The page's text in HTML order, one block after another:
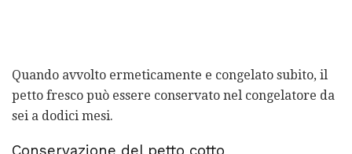
Quando avvolto ermeticamente e congelato subito, il
petto fresco può essere conservato nel congelatore da
sei a dodici mesi.